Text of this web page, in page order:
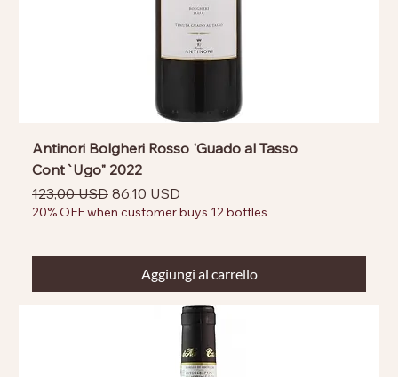
Antinori Bolgheri Rosso 'Guado al Tasso
Cont`Ugo" 2022
Prezzo regolare
123,00 USD Prezzo scontato
86,10 USD
20% OFF when customer buys 12 bottles
Aggiungi al carrello